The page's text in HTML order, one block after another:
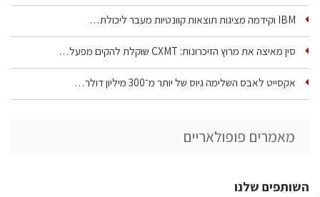
IBM וקידמה מציגות תוצאות קוונטיות מעבר ליכולת…
סין מאיצה את מרוץ הזיכרונות: CXMT שוקלת להקים מפעל…
אקסייט לאבס השלימה גיוס של יותר מ־300 מיליון דולר…
מאמרים פופולאריים
השותפים שלנו